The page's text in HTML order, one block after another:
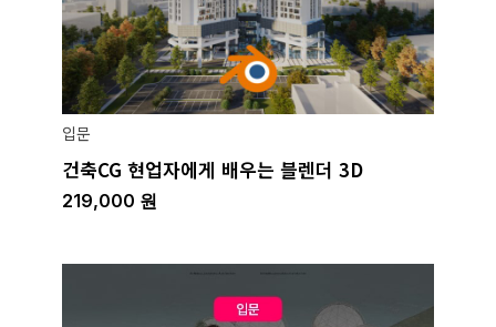
입문
건축CG 현업자에게 배우는 블렌더 3D
219,000 원